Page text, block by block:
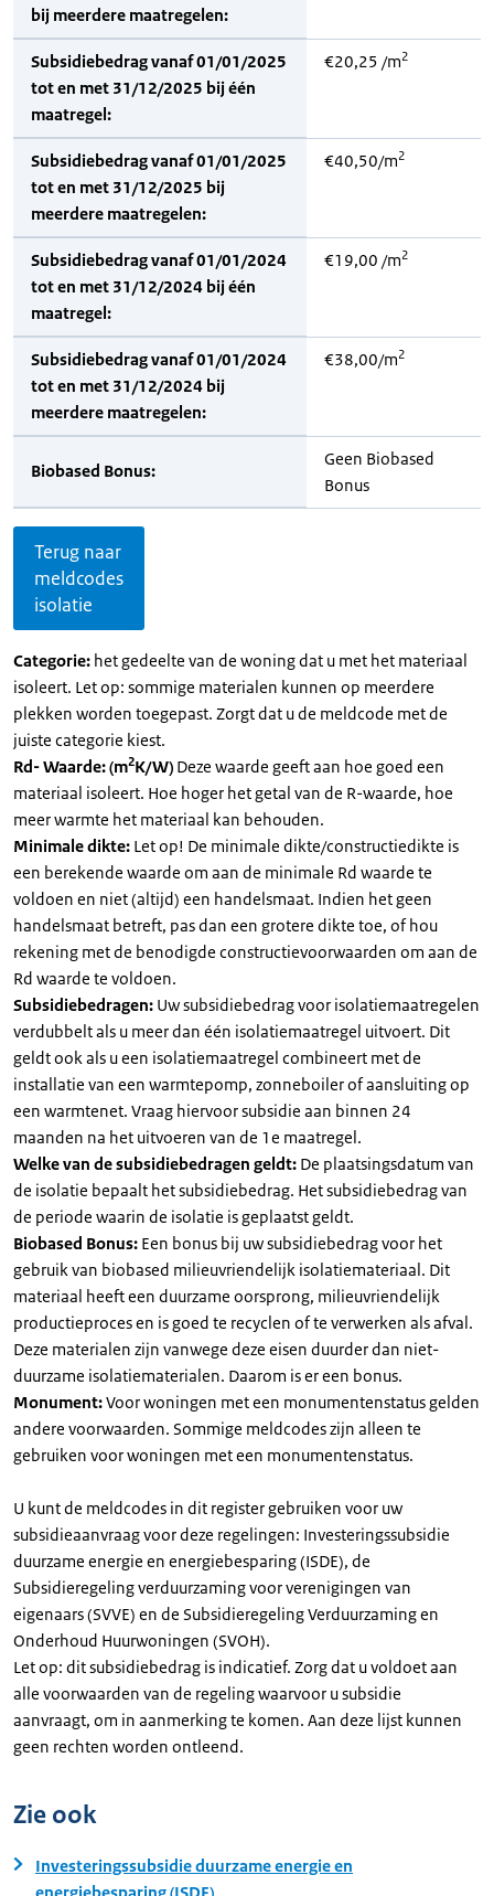
bij meerdere maatregelen:
Subsidiebedrag vanaf 01/01/2025
tot en met 31/12/2025 bij één
maatregel:
€20,25 /m2
Subsidiebedrag vanaf 01/01/2025
tot en met 31/12/2025 bij
meerdere maatregelen:
€40,50/m2
Subsidiebedrag vanaf 01/01/2024
tot en met 31/12/2024 bij één
maatregel:
€19,00 /m2
Subsidiebedrag vanaf 01/01/2024
tot en met 31/12/2024 bij
meerdere maatregelen:
€38,00/m2
Biobased Bonus:
Geen Biobased
Bonus
Terug naar
meldcodes
isolatie
Categorie: het gedeelte van de woning dat u met het materiaal
isoleert. Let op: sommige materialen kunnen op meerdere
plekken worden toegepast. Zorgt dat u de meldcode met de
juiste categorie kiest.
Rd- Waarde: (m2K/W) Deze waarde geeft aan hoe goed een
materiaal isoleert. Hoe hoger het getal van de R-waarde, hoe
meer warmte het materiaal kan behouden.
Minimale dikte: Let op! De minimale dikte/constructiedikte is
een berekende waarde om aan de minimale Rd waarde te
voldoen en niet (altijd) een handelsmaat. Indien het geen
handelsmaat betreft, pas dan een grotere dikte toe, of hou
rekening met de benodigde constructievoorwaarden om aan de
Rd waarde te voldoen.
Subsidiebedragen: Uw subsidiebedrag voor isolatiemaatregelen
verdubbelt als u meer dan één isolatiemaatregel uitvoert. Dit
geldt ook als u een isolatiemaatregel combineert met de
installatie van een warmtepomp, zonneboiler of aansluiting op
een warmtenet. Vraag hiervoor subsidie aan binnen 24
maanden na het uitvoeren van de 1e maatregel.
Welke van de subsidiebedragen geldt: De plaatsingsdatum van
de isolatie bepaalt het subsidiebedrag. Het subsidiebedrag van
de periode waarin de isolatie is geplaatst geldt.
Biobased Bonus: Een bonus bij uw subsidiebedrag voor het
gebruik van biobased milieuvriendelijk isolatiemateriaal. Dit
materiaal heeft een duurzame oorsprong, milieuvriendelijk
productieproces en is goed te recyclen of te verwerken als afval.
Deze materialen zijn vanwege deze eisen duurder dan niet-
duurzame isolatiematerialen. Daarom is er een bonus.
Monument:Voor woningen met een monumentenstatus gelden
andere voorwaarden. Sommige meldcodes zijn alleen te
gebruiken voor woningen met een monumentenstatus.
U kunt de meldcodes in dit register gebruiken voor uw
subsidieaanvraag voor deze regelingen: Investeringssubsidie
duurzame energie en energiebesparing (ISDE), de
Subsidieregeling verduurzaming voor verenigingen van
eigenaars (SVVE) en de Subsidieregeling Verduurzaming en
Onderhoud Huurwoningen (SVOH).
Let op: dit subsidiebedrag is indicatief. Zorg dat u voldoet aan
alle voorwaarden van de regeling waarvoor u subsidie
aanvraagt, om in aanmerking te komen. Aan deze lijst kunnen
geen rechten worden ontleend.
Zie ook
Investeringssubsidie duurzame energie en